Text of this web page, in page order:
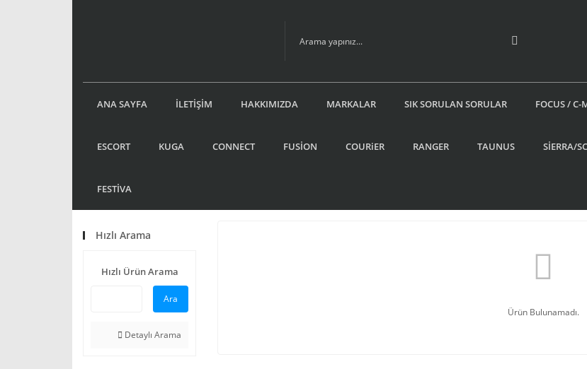
ANA SAYFA İLETİŞİM HAKKIMIZDA MARKALAR SIK SORULAN SORULAR FOCUS / C-
ESCORT KUGA CONNECT FUSİON COURiER RANGER TAUNUS SİERRA/
FESTİVA
Hızlı Arama
Hızlı Ürün Arama
Ara
Detaylı Arama
Ürün Bulunamadı.